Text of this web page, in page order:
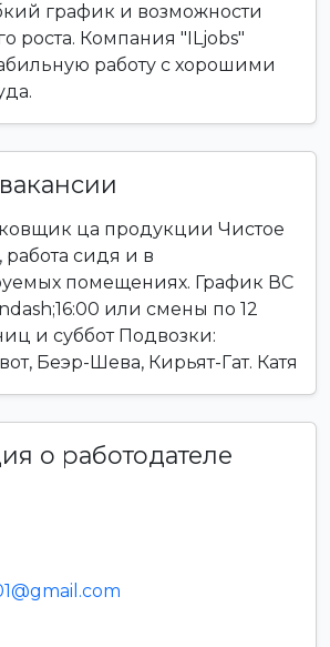
график и возможности
роста. Компания "ILjobs"
работу с хорошими
ца продукции Чистое
работа сидя и в
помещениях. График ВС
или смены по 12
и суббот Подвозки:
Беэр-Шева, Кирьят-Гат. Катя
о работодателе